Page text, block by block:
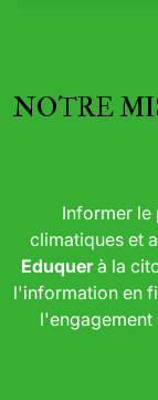
NOTRE
Informer le
climatiques et
Eduquerà la
l'information en
l'engagement